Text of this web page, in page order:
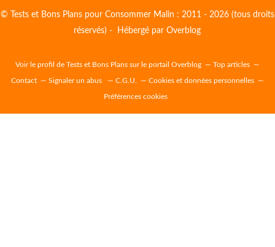
© Tests et Bons Plans pour Consommer Malin : 2011 - 2026 (tous droits
réservés) - Hébergé parOverblog
Voir le profil de Tests et Bons Plans sur le portail Overblog Top articles
Contact Signaler un abus C.G.U. Cookies et données personnelles
Préférences cookies